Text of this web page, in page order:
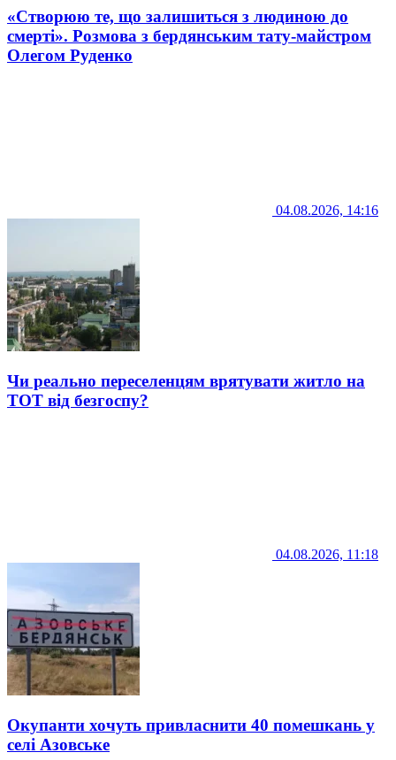
«Створюю те, що залишиться з людиною до
смерті». Розмова з бердянським тату-майстром
Олегом Руденко
04.08.2026, 14:16
Чи реально переселенцям врятувати житло на
ТОТ від безгоспу?
04.08.2026, 11:18
Окупанти хочуть привласнити 40 помешкань у
селі Азовське